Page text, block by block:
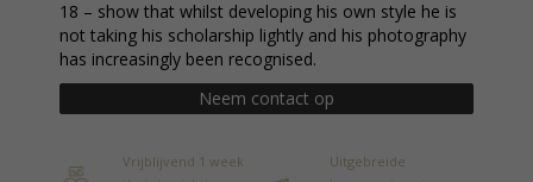
18 – show that whilst developing his own style he is
not taking his scholarship lightly and his photography
has increasingly been recognised.
Neem contact op
Vrijblijvend 1 week
Uitgebreide